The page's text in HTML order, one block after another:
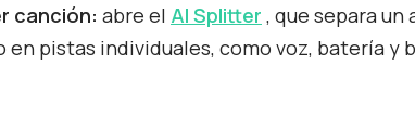
canción: abre el AI Splitter , que separa un
en pistas individuales, como voz, batería y